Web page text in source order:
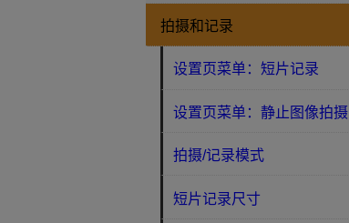
拍摄和记录
设置页菜单：短片记录
设置页菜单：静止图像拍摄
拍摄/记录模式
短片记录尺寸